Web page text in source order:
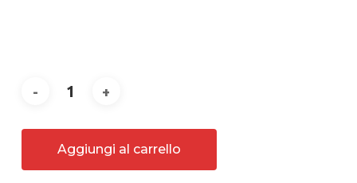
Aggiungi al carrello